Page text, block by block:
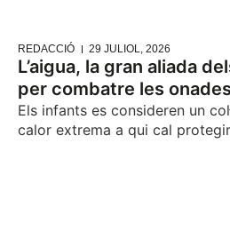
REDACCIÓ 29 JULIOL, 2026
L’aigua, la gran aliada
per combatre les
Els infants es consideren un
calor extrema a qui cal protegir